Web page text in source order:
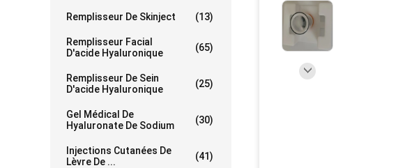
Remplisseur De Skinject (13)
Remplisseur Facial
D'acide Hyaluronique
(65)
Remplisseur De Sein
D'acide Hyaluronique
(25)
Gel Médical De
Hyaluronate De Sodium
(30)
Injections Cutanées De
Lèvre De ...
(41)